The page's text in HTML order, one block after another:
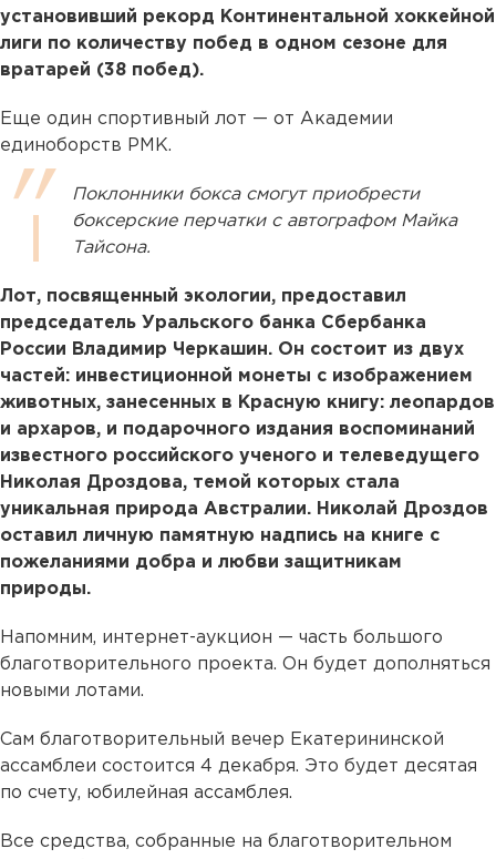
установивший рекорд Континентальной хоккейной
лиги по количеству побед в одном сезоне для
вратарей (38 побед).
Еще один спортивный лот — от Академии
единоборств РМК.
Поклонники бокса смогут приобрести
боксерские перчатки с автографом Майка
Тайсона.
Лот, посвященный экологии, предоставил
председатель Уральского банка Сбербанка
России Владимир Черкашин. Он состоит из двух
частей: инвестиционной монеты с изображением
животных, занесенных в Красную книгу: леопардов
и архаров, и подарочного издания воспоминаний
известного российского ученого и телеведущего
Николая Дроздова, темой которых стала
уникальная природа Австралии. Николай Дроздов
оставил личную памятную надпись на книге с
пожеланиями добра и любви защитникам
природы.
Напомним, интернет-аукцион — часть большого
благотворительного проекта. Он будет дополняться
новыми лотами.
Сам благотворительный вечер Екатерининской
ассамблеи состоится 4 декабря. Это будет десятая
по счету, юбилейная ассамблея.
Все средства, собранные на благотворительном